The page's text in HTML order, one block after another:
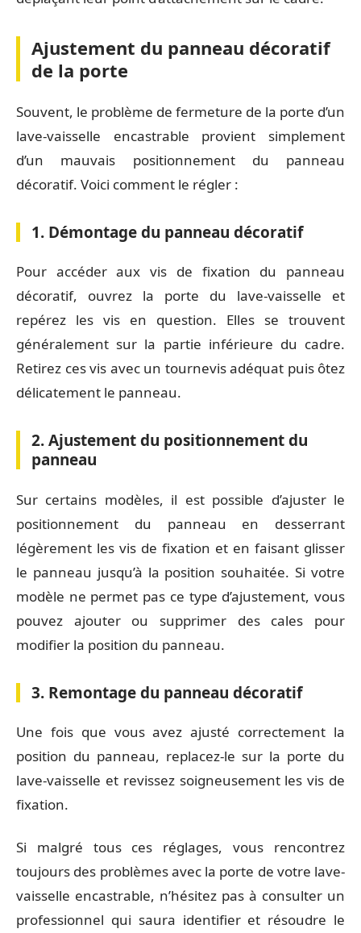
Ajustement du panneau décoratif
de la porte
Souvent, le problème de fermeture de la porte d’un
lave-vaisselle encastrable provient simplement
d’un mauvais positionnement du panneau
décoratif. Voici comment le régler :
1. Démontage du panneau décoratif
Pour accéder aux vis de fixation du panneau
décoratif, ouvrez la porte du lave-vaisselle et
repérez les vis en question. Elles se trouvent
généralement sur la partie inférieure du cadre.
Retirez ces vis avec un tournevis adéquat puis ôtez
délicatement le panneau.
2. Ajustement du positionnement du
panneau
Sur certains modèles, il est possible d’ajuster le
positionnement du panneau en desserrant
légèrement les vis de fixation et en faisant glisser
le panneau jusqu’à la position souhaitée. Si votre
modèle ne permet pas ce type d’ajustement, vous
pouvez ajouter ou supprimer des cales pour
modifier la position du panneau.
3. Remontage du panneau décoratif
Une fois que vous avez ajusté correctement la
position du panneau, replacez-le sur la porte du
lave-vaisselle et revissez soigneusement les vis de
fixation.
Si malgré tous ces réglages, vous rencontrez
toujours des problèmes avec la porte de votre lave-
vaisselle encastrable, n’hésitez pas à consulter un
professionnel qui saura identifier et résoudre le